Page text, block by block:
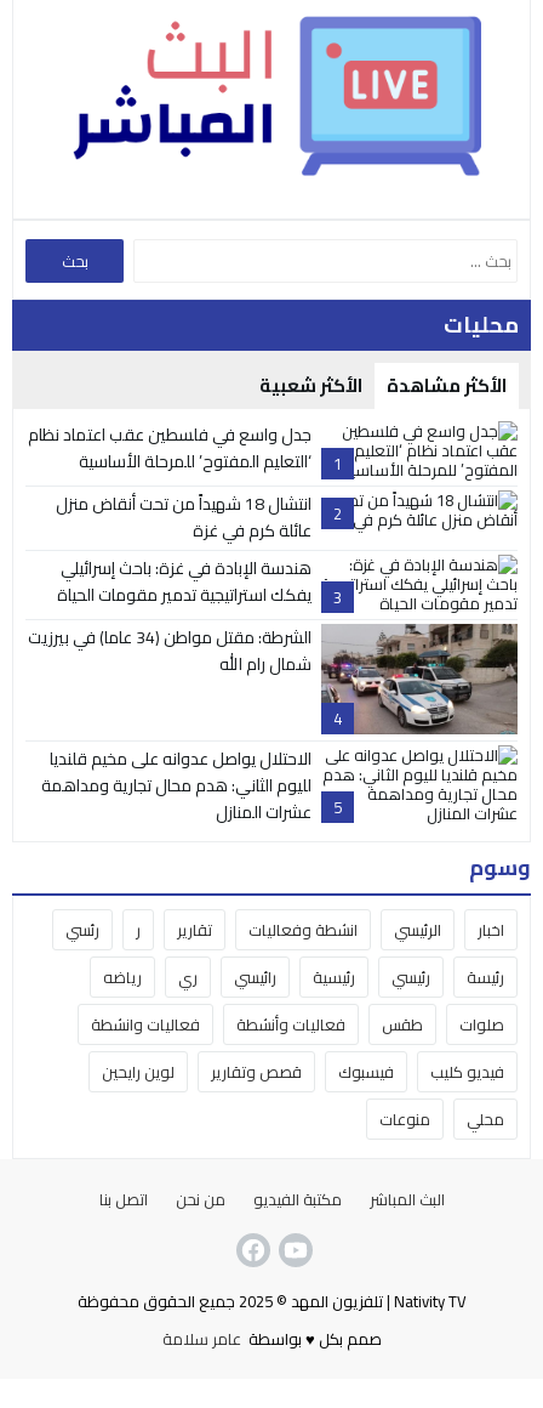
محليات
الأكثر مشاهدة الأكثر شعبية
1
جدل واسع في فلسطين عقب اعتماد نظام
‘التعليم المفتوح’ للمرحلة الأساسية
2
انتشال 18 شهيداً من تحت أنقاض منزل
عائلة كرم في غزة
3
هندسة الإبادة في غزة: باحث إسرائيلي
يفكك استراتيجية تدمير مقومات الحياة
4
الشرطة: مقتل مواطن (34 عاما) في بيرزيت
شمال رام الله
5
الاحتلال يواصل عدوانه على مخيم قلنديا
لليوم الثاني: هدم محال تجارية ومداهمة
عشرات المنازل
وسوم
اخبار الرئيسي انشطة وفعاليات تقارير ر
رئسي
رئيسة
رئيسي رئيسية رائيسي ري
رياضه
صلوات
طقس فعاليات وأنشطة
فعاليات وانشطة
فيديو كليب
فيسبوك قصص وتقارير
لوين رايحين
محلي
منوعات
البث المباشر مكتبة الفيديو من نحن اتصل بنا
Nativity TV | تلفزيون المهد © 2025 جميع الحقوق محفوظة
صمم بكل ♥ بواسطة عامر سلامة